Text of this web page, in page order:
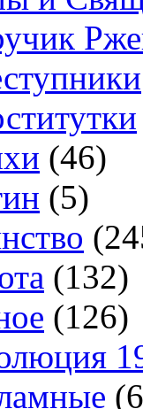
(46)
(5)
(132)
(126)